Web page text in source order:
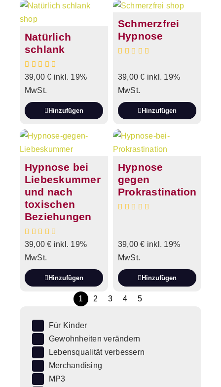
Natürlich
schlank
39,00€ inkl. 19%
MwSt.
Hinzufügen
Schmerzfrei
Hypnose
39,00€ inkl. 19%
MwSt.
Hinzufügen
Hypnose bei
Liebeskummer
und nach
toxischen
Beziehungen
39,00€ inkl. 19%
MwSt.
Hinzufügen
Hypnose
gegen
Prokrastination
39,00€ inkl. 19%
MwSt.
Hinzufügen
1 2 3 4 5
Für Kinder
Gewohnheiten verändern
Lebensqualität verbessern
Merchandising
MP3